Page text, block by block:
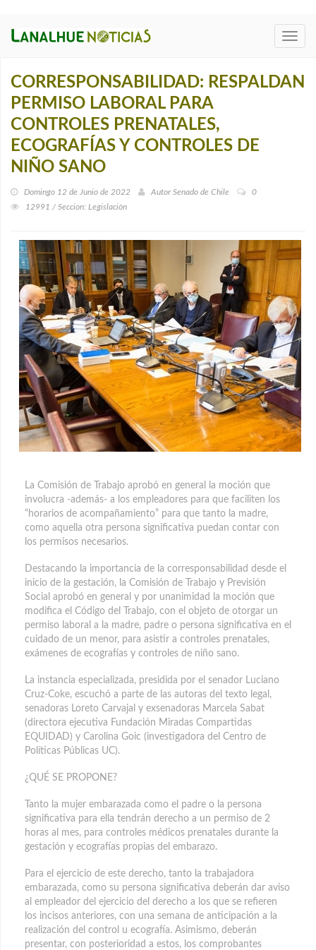
CORRESPONSABILIDAD: RESPALDAN
PERMISO LABORAL PARA
CONTROLES PRENATALES,
ECOGRAFÍAS Y CONTROLES DE
NIÑO SANO
Domingo 12 de Junio de 2022 Autor Senado de Chile
0
12991 / Seccion: Legislación
La Comisión de Trabajo aprobó en general la moción que
involucra -además- a los empleadores para que faciliten los
“horarios de acompañamiento” para que tanto la madre,
como aquella otra persona significativa puedan contar con
los permisos necesarios.
Destacando la importancia de la corresponsabilidad desde el
inicio de la gestación, la Comisión de Trabajo y Previsión
Social aprobó en general y por unanimidad la moción que
modifica el Código del Trabajo, con el objeto de otorgar un
permiso laboral a la madre, padre o persona significativa en el
cuidado de un menor, para asistir a controles prenatales,
exámenes de ecografías y controles de niño sano.
La instancia especializada, presidida por el senador Luciano
Cruz-Coke, escuchó a parte de las autoras del texto legal,
senadoras Loreto Carvajal y exsenadoras Marcela Sabat
(directora ejecutiva Fundación Miradas Compartidas
EQUIDAD) y Carolina Goic (investigadora del Centro de
Políticas Públicas UC).
¿QUÉ SE PROPONE?
Tanto la mujer embarazada como el padre o la persona
significativa para ella tendrán derecho a un permiso de 2
horas al mes, para controles médicos prenatales durante la
gestación y ecografías propias del embarazo.
Para el ejercicio de este derecho, tanto la trabajadora
embarazada, como su persona significativa deberán dar aviso
al empleador del ejercicio del derecho a los que se refieren
los incisos anteriores, con una semana de anticipación a la
realización del control u ecografía. Asimismo, deberán
presentar, con posterioridad a estos, los comprobantes